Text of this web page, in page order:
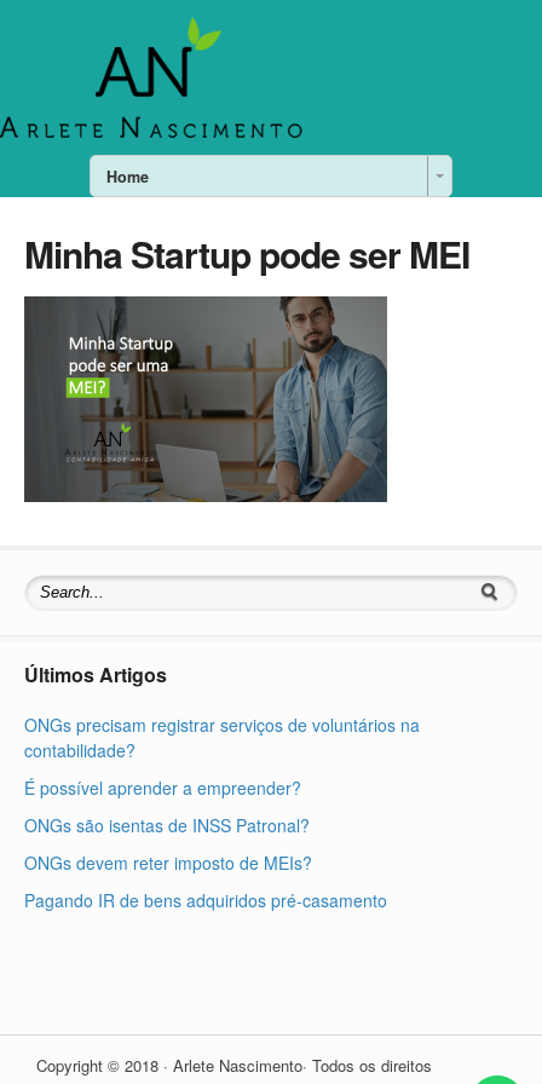
Home
Minha Startup pode ser MEI
Últimos Artigos
ONGs precisam registrar serviços de voluntários na
contabilidade?
É possível aprender a empreender?
ONGs são isentas de INSS Patronal?
ONGs devem reter imposto de MEIs?
Pagando IR de bens adquiridos pré-casamento
Copyright © 2018 · Arlete Nascimento· Todos os direitos